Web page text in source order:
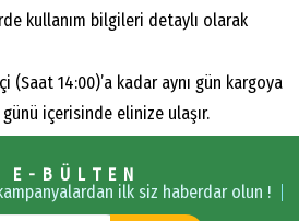
kullanım bilgileri detaylı olarak
14:00)’a kadar aynı gün kargoya
içerisinde elinize ulaşır.
E-BÜLTEN
ilk siz haberdar olun !